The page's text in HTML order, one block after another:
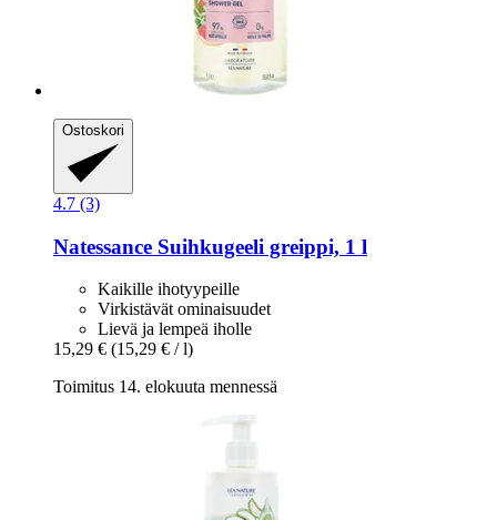
Ostoskori
4.7 (3)
Natessance Suihkugeeli greippi, 1 l
Kaikille ihotyypeille
Virkistävät ominaisuudet
Lievä ja lempeä iholle
15,29 € (15,29 € / l)
Toimitus 14. elokuuta mennessä